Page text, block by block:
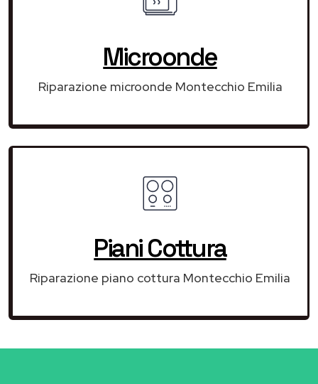
Microonde
Riparazione microonde Montecchio Emilia
Piani Cottura
Riparazione piano cottura Montecchio Emilia